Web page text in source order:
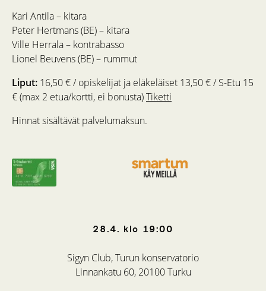
28.4. klo 19:00
Sigyn Club, Turun konservatorio
Linnankatu 60, 20100 Turku
Kari Antila – kitara
Peter Hertmans (BE) – kitara
Ville Herrala – kontrabasso
Lionel Beuvens (BE) – rummut
Liput: 16,50 € / opiskelijat ja eläkeläiset 13,50 € / S-Etu 15
€ (max 2 etua/kortti, ei bonusta)Tiketti
Hinnat sisältävät palvelumaksun.